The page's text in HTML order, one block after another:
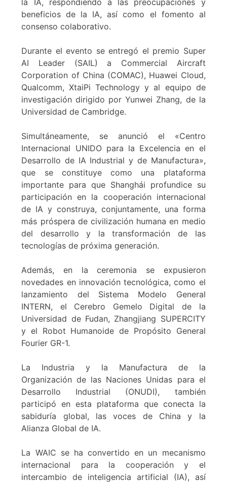
beneficios de la IA, así como el fomento al
consenso colaborativo.
Durante el evento se entregó el premio Super
AI Leader (SAIL) a Commercial Aircraft
Corporation of China (COMAC), Huawei Cloud,
Qualcomm, XtaiPi Technology y al equipo de
investigación dirigido por Yunwei Zhang, de la
Universidad de Cambridge.
Simultáneamente, se anunció el «Centro
Internacional UNIDO para la Excelencia en el
Desarrollo de IA Industrial y de Manufactura»,
que se constituye como una plataforma
importante para que Shanghái profundice su
participación en la cooperación internacional
de IA y construya, conjuntamente, una forma
más próspera de civilización humana en medio
del desarrollo y la transformación de las
tecnologías de próxima generación.
Además, en la ceremonia se expusieron
novedades en innovación tecnológica, como el
lanzamiento del Sistema Modelo General
INTERN, el Cerebro Gemelo Digital de la
Universidad de Fudan, Zhangjiang SUPERCITY
y el Robot Humanoide de Propósito General
Fourier GR-1.
La Industria y la Manufactura de la
Organización de las Naciones Unidas para el
Desarrollo Industrial (ONUDI), también
participó en esta plataforma que conecta la
sabiduría global, las voces de China y la
Alianza Global de IA.
La WAIC se ha convertido en un mecanismo
internacional para la cooperación y el
intercambio de inteligencia artificial (IA), así